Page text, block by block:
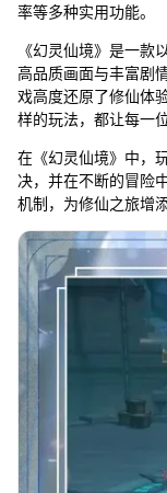
率等多种实用功能。
《幻灵仙境》是一款
高品质画面与丰富剧
戏高度还原了修仙体
样的玩法，都让每一
在《幻灵仙境》中，
决，并在不断的冒险
机制，为修仙之旅增